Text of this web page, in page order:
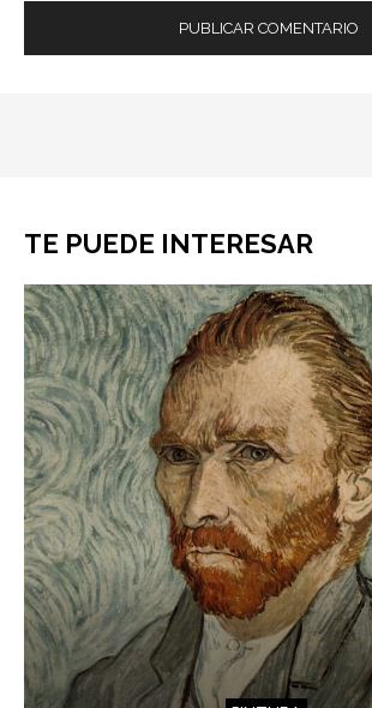
TE PUEDE INTERESAR